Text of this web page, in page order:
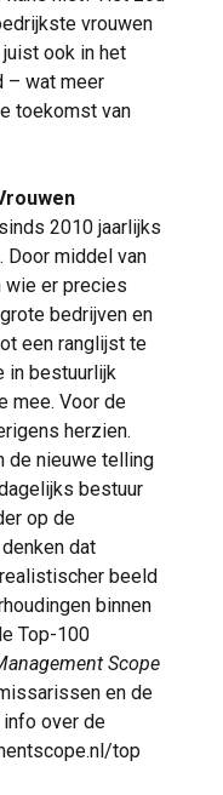
vrouwen
ook in het
– wat meer
toekomst van
2010 jaarlijks
Door middel van
wie er precies
bedrijven en
een ranglijst te
in bestuurlijk
mee. Voor de
herzien.
de nieuwe telling
bestuur
op de
dat
beeld
binnen
Top-100
Scope
en de
over de
top